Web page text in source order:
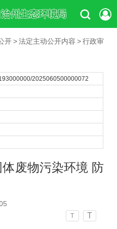
开 > 法定主动公开内容 > 行政审
2025060500000072
废物污染环境 防
T T